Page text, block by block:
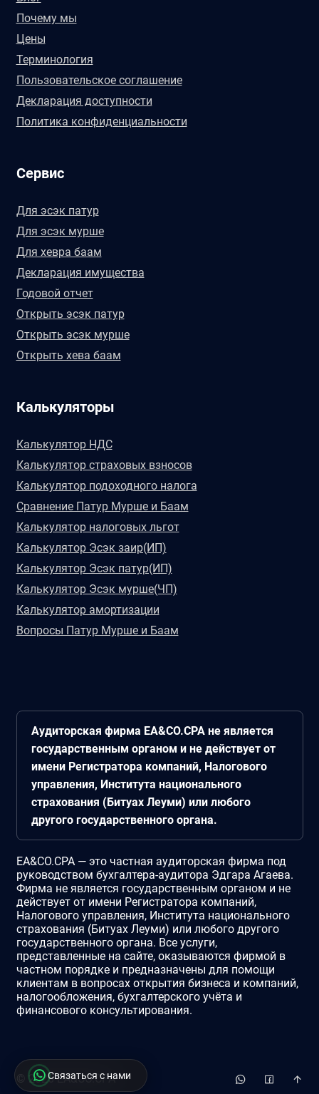
Почему мы
Цены
Терминология
Пользовательское соглашение
Декларация доступности
Политика конфиденциальности
Сервис
Для эсэк патур
Для эсэк мурше
Для хевра баам
Декларация имущества
Годовой отчет
Открыть эсэк патур
Открыть эсэк мурше
Открыть хева баам
Калькуляторы
Калькулятор НДС
Калькулятор страховых взносов
Калькулятор подоходного налога
Сравнение Патур Мурше и Баам
Калькулятор налоговых льгот
Калькулятор Эсэк заир(ИП)
Калькулятор Эсэк патур(ИП)
Калькулятор Эсэк мурше(ЧП)
Калькулятор амортизации
Вопросы Патур Мурше и Баам
Аудиторская фирма EA&CO.CPA не является
государственным органом и не действует от
имени Регистратора компаний, Налогового
управления, Института национального
страхования (Битуах Леуми) или любого
другого государственного органа.
EA&CO.CPA — это частная аудиторская фирма под
руководством бухгалтера-аудитора Эдгара Агаева.
Фирма не является государственным органом и не
действует от имени Регистратора компаний,
Налогового управления, Института национального
страхования (Битуах Леуми) или любого другого
государственного органа. Все услуги,
представленные на сайте, оказываются фирмой в
частном порядке и предназначены для помощи
клиентам в вопросах открытия бизнеса и компаний,
налогообложения, бухгалтерского учёта и
финансового консультирования.
©2026EA&CO.CPA
Связаться с нами